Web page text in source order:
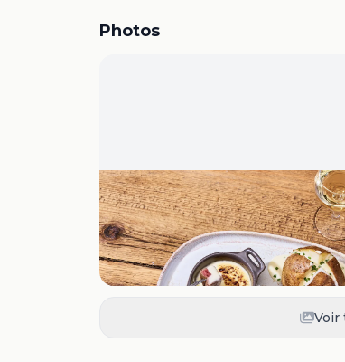
Photos
Voir